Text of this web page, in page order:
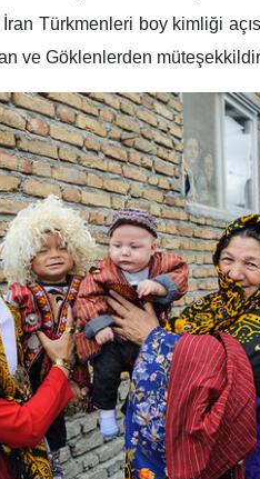
Türkmenleri boy kimliği
ve Göklenlerden